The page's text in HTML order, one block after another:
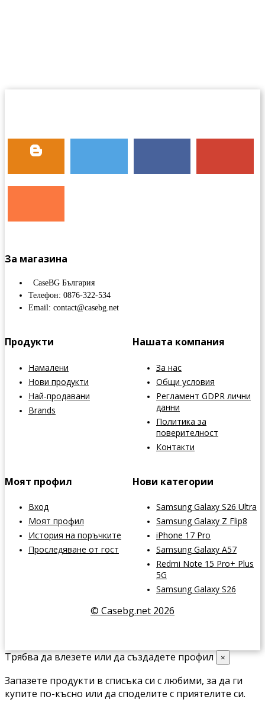
За магазина
CaseBG България
Телефон: 0876-322-534
Email: contact@casebg.net
Продукти
Намалени
Нови продукти
Най-продавани
Brands
Нашата компания
За нас
Общи условия
Регламент GDPR лични
данни
Политика за
поверителност
Контакти
Моят профил
Вход
Моят профил
История на поръчките
Проследяване от гост
Нови категории
Samsung Galaxy S26 Ultra
Samsung Galaxy Z Flip8
iPhone 17 Pro
Samsung Galaxy A57
Redmi Note 15 Pro+ Plus
5G
Samsung Galaxy S26
© Casebg.net 2026
Трябва да влезете или да създадете профил ×
Запазете продукти в списъка си с любими, за да ги
купите по-късно или да споделите с приятелите си.